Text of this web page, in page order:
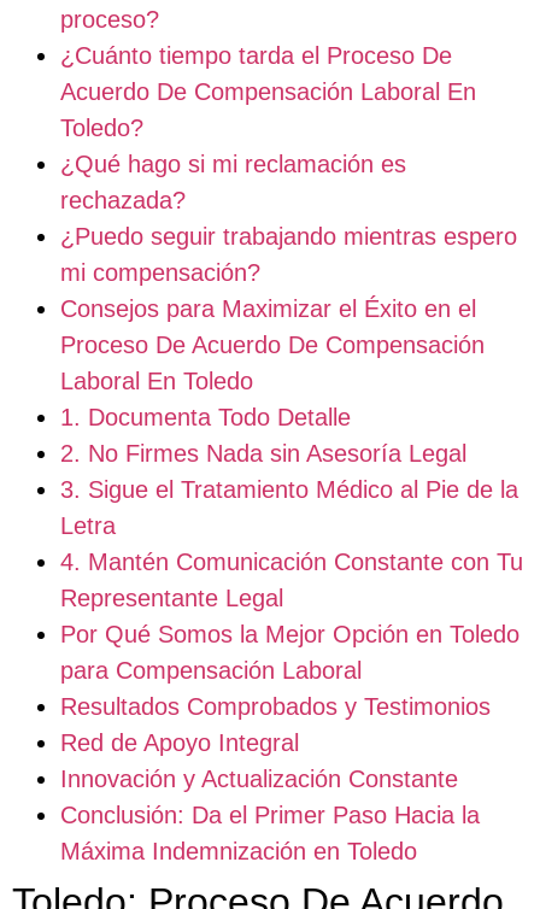
proceso?
¿Cuánto tiempo tarda el Proceso De
Acuerdo De Compensación Laboral En
Toledo?
¿Qué hago si mi reclamación es
rechazada?
¿Puedo seguir trabajando mientras espero
mi compensación?
Consejos para Maximizar el Éxito en el
Proceso De Acuerdo De Compensación
Laboral En Toledo
1. Documenta Todo Detalle
2. No Firmes Nada sin Asesoría Legal
3. Sigue el Tratamiento Médico al Pie de la
Letra
4. Mantén Comunicación Constante con Tu
Representante Legal
Por Qué Somos la Mejor Opción en Toledo
para Compensación Laboral
Resultados Comprobados y Testimonios
Red de Apoyo Integral
Innovación y Actualización Constante
Conclusión: Da el Primer Paso Hacia la
Máxima Indemnización en Toledo